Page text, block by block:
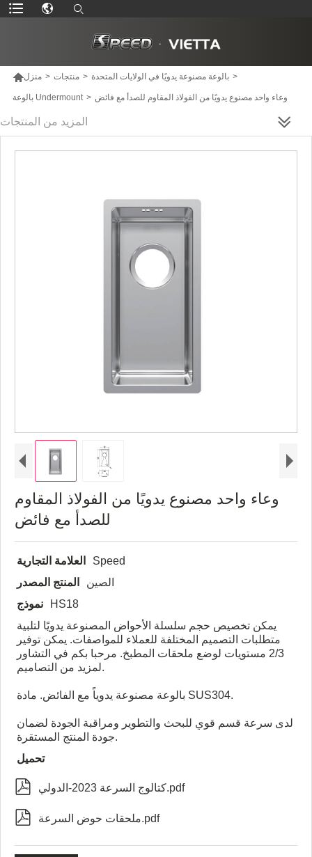
منزل > منتجات > بالوعة مصنوعة يدويًا في الولايات المتحدة >
بالوعة Undermount > وعاء واحد مصنوع يدويًا من الفولاذ المقاوم للصدأ مع فائض
المزيد من المنتجات
وعاء واحد مصنوع يدويًا من الفولاذ المقاوم
للصدأ مع فائض
العلامة التجارية
Speed
المنتج المصدر
الصين
نموذج
HS18
يمكن تخصيص حجم سلسلة الأحواض المصنوعة يدويًا لتلبية
متطلبات التصميم المختلفة للعملاء للمواصفات. يمكن توفير
2/3 مستويات لوضع ملحقات المطبخ. مرحبا بكم في التشاور
لمزيد من التصاميم.
بالوعة مصنوعة يدوياً مع الفائض. مادة SUS304.
لدى سرعة قسم قوي للبحث والتطوير ومراقبة الجودة لضمان
جودة المنتج المستقرة.
تحميل
 كتالوج السرعة 2023-الدولي.pdf
 ملحقات حوض السرعة.pdf